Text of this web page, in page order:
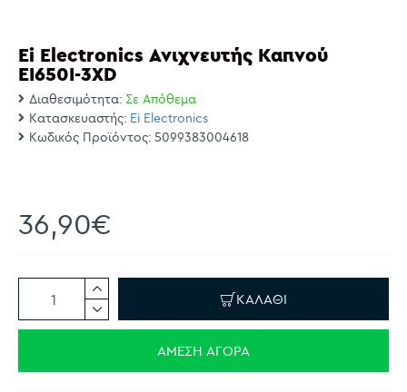
Ei Electronics Ανιχνευτής Καπνού
EI650I-3XD
Διαθεσιμότητα: Σε Απόθεμα
Κατασκευαστής: Ei Electronics
Κωδικός Προϊόντος: 5099383004618
36,90€
ΚΑΛΆΘΙ
ΆΜΕΣΗ ΑΓΟΡΆ